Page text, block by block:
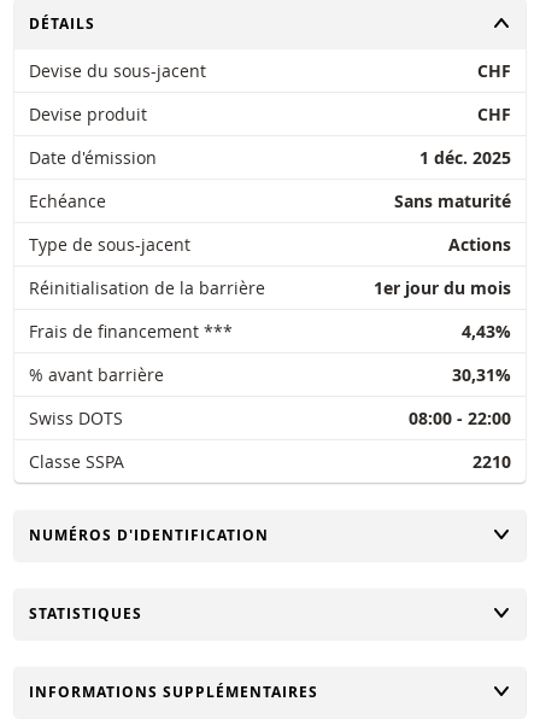
invitation ou une offre d'achat ou de vente de titres ou d'autres instruments
financiers. Les informations sont exclusivement destinées à être utilisées
informations, en tout ou en partie, à quelque fin que ce soit sans
disponibles sur demande auprès de BNP Paribas.
Latest Product Quotes
CHANGER
DÉTAILS
Devise du sous-jacent
CHF
Devise produit
CHF
Date d'émission
1 déc. 2025
Echéance
Sans maturité
Type de sous-jacent
Actions
Réinitialisation de la barrière
1er jour du mois
Frais de financement ***
4,43%
% avant barrière
30,31%
Swiss DOTS
08:00 - 22:00
Classe SSPA
2210
CHANGER
NUMÉROS D'IDENTIFICATION
CHANGER
STATISTIQUES
CHANGER
INFORMATIONS SUPPLÉMENTAIRES